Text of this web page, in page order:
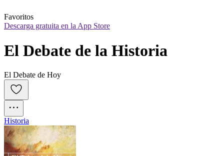
Favoritos
Descarga gratuita en la App Store
El Debate de la Historia
El Debate de Hoy
Historia